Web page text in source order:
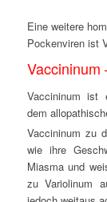
Eine weitere
Pockenviren ist
Vaccininum
Vaccininum ist
dem
Vaccininum zu
wie ihre
Miasma und
zu Variolinum